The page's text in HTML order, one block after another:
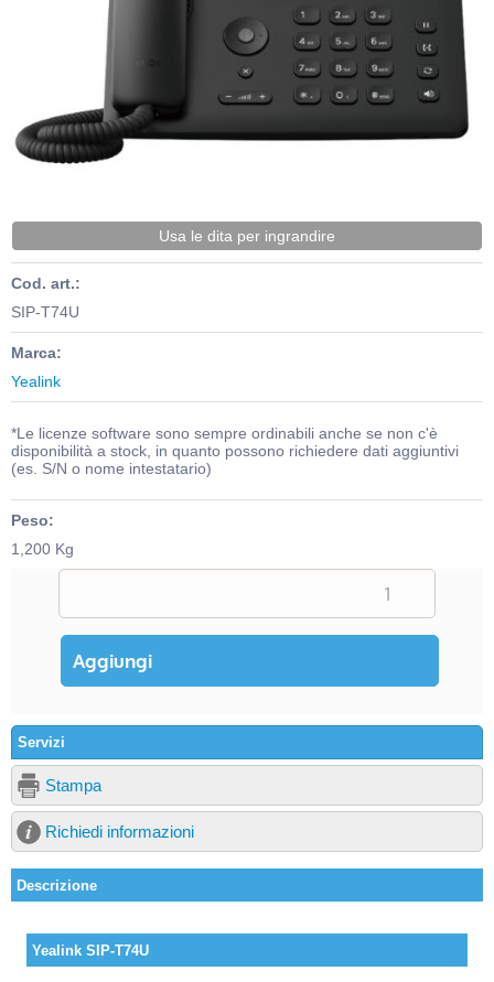
Usa le dita per ingrandire
Cod. art.:
SIP-T74U
Marca:
Yealink
*Le licenze software sono sempre ordinabili anche se non c'è
disponibilità a stock, in quanto possono richiedere dati aggiuntivi
(es. S/N o nome intestatario)
Peso:
1,200 Kg
Servizi
Stampa
Richiedi informazioni
Descrizione
Yealink SIP-T74U